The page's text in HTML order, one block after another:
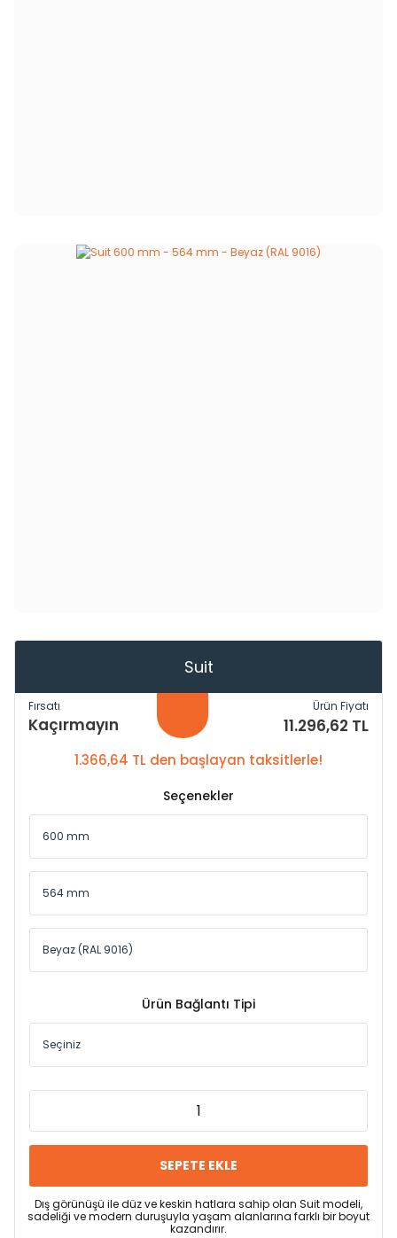
Suit
Fırsatı
Kaçırmayın
Ürün Fiyatı
11.296,62 TL
1.366,64 TL den başlayan taksitlerle!
Seçenekler
Ürün Bağlantı Tipi
SEPETE EKLE
Dış görünüşü ile düz ve keskin hatlara sahip olan Suit modeli,
sadeliği ve modern duruşuyla yaşam alanlarına farklı bir boyut
kazandırır.